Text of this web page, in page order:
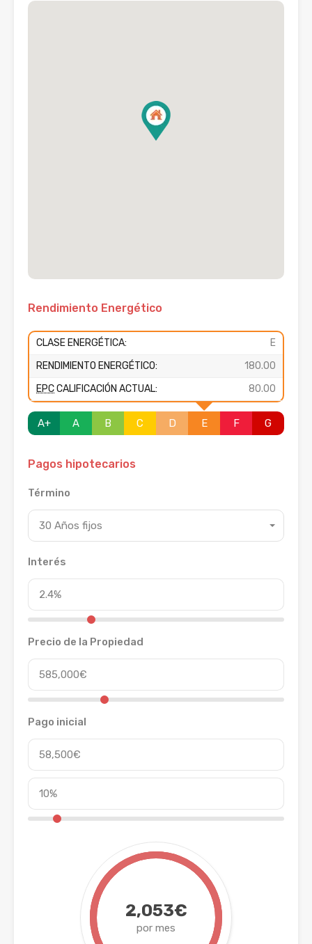
Rendimiento Energético
CLASE ENERGÉTICA:
E
RENDIMIENTO ENERGÉTICO:
180.00
EPCCALIFICACIÓN ACTUAL: 80.00
A+ A B C D E F G
Pagos hipotecarios
Término
30 Años fijos
Interés
Precio de la Propiedad
Pago inicial
2,053€
por mes